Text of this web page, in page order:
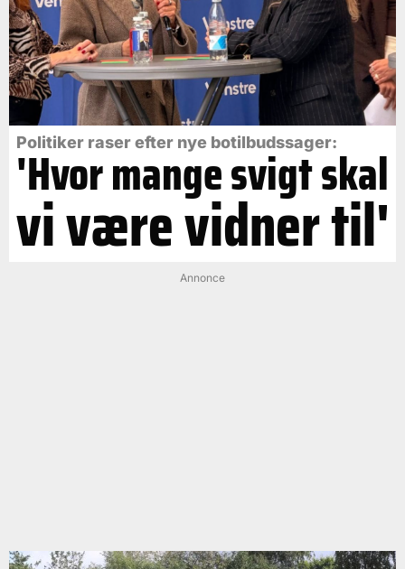
Politiker raser efter nye botilbudssager:
'Hvor mange svigt skal
vi være vidner til'
Annonce